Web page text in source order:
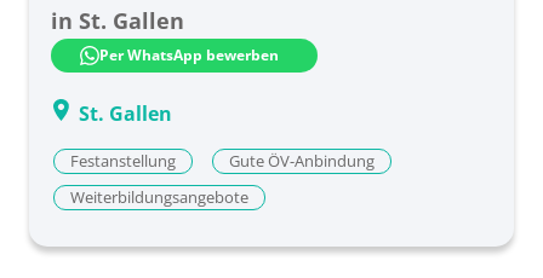
in St. Gallen
Per WhatsApp bewerben
St. Gallen
Festanstellung
Gute ÖV-Anbindung
Weiterbildungsangebote